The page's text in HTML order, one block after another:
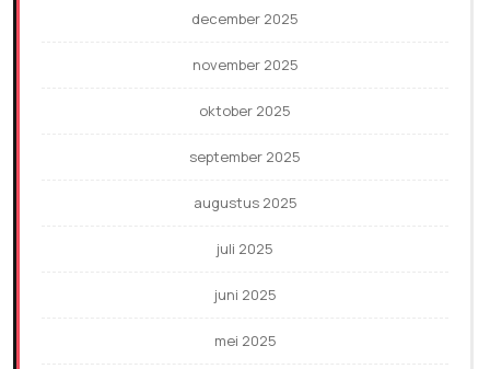
december 2025
november 2025
oktober 2025
september 2025
augustus 2025
juli 2025
juni 2025
mei 2025